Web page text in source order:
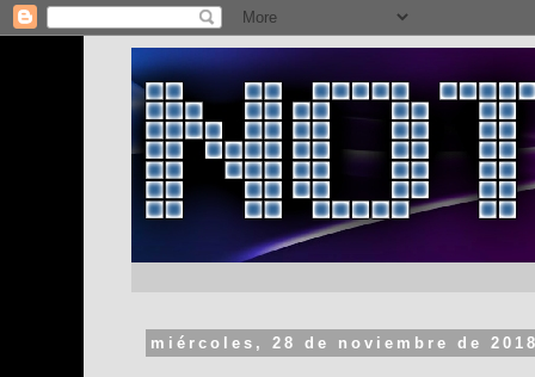
miércoles, 28 de noviembre de